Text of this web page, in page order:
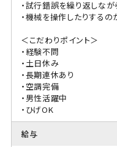
・試行錯誤を繰り返しな
・機械を操作したりする
＜こだわりポイント＞
・経験不問
・土日休み
・長期連休あり
・空調完備
・男性活躍中
・ひげOK
給与